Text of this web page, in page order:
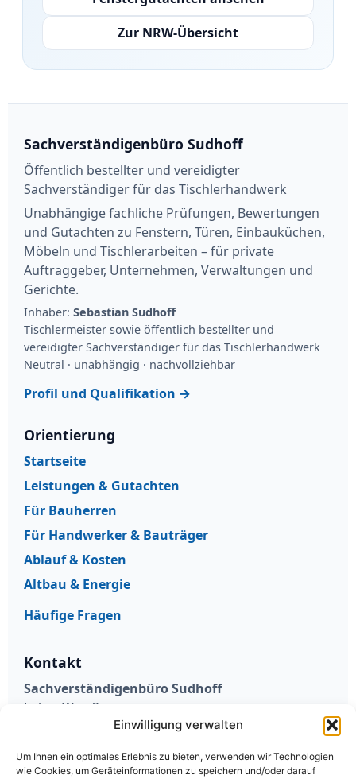
Einwilligung verwalten
Um Ihnen ein optimales Erlebnis zu bieten, verwenden wir Technologien
wie Cookies, um Geräteinformationen zu speichern und/oder darauf
Zur NRW-Übersicht
Sachverständigenbüro Sudhoff
Öffentlich bestellter und vereidigter
Sachverständiger für das Tischlerhandwerk
Unabhängige fachliche Prüfungen, Bewertungen
und Gutachten zu Fenstern, Türen, Einbauküchen,
Möbeln und Tischlerarbeiten – für private
Auftraggeber, Unternehmen, Verwaltungen und
Gerichte.
Inhaber: Sebastian Sudhoff
Tischlermeister sowie öffentlich bestellter und
vereidigter Sachverständiger für das Tischlerhandwerk
Neutral · unabhängig · nachvollziehbar
Profil und Qualifikation →
Orientierung
Startseite
Leistungen & Gutachten
Für Bauherren
Für Handwerker & Bauträger
Ablauf & Kosten
Altbau & Energie
Häufige Fragen
Kontakt
Sachverständigenbüro Sudhoff
Loher Weg 2
Telefon: 02922 / 87 54 514
E-Mail:mail@sv-sudhoff.de